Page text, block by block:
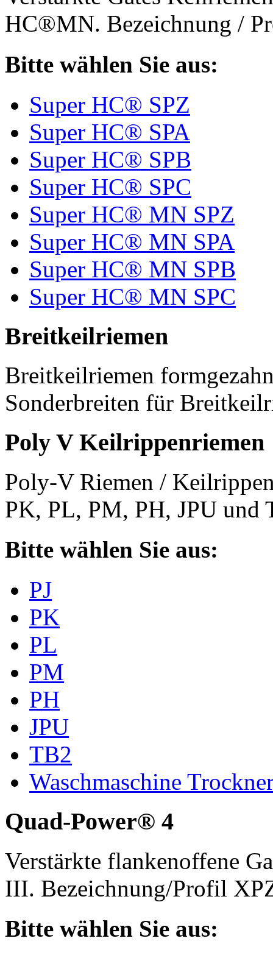
HC®MN. Bezeichnung /
Bitte wählen Sie aus:
Super HC® SPZ
Super HC® SPA
Super HC® SPB
Super HC® SPC
Super HC® MN SPZ
Super HC® MN SPA
Super HC® MN SPB
Super HC® MN SPC
Breitkeilriemen
Breitkeilriemen
Sonderbreiten für
Poly V Keilrippenriemen
Poly-V Riemen /
PK, PL, PM, PH, JPU und
Bitte wählen Sie aus:
PJ
PK
PL
PM
PH
JPU
TB2
Waschmaschine
Quad-Power® 4
Verstärkte flankenoffene
III. Bezeichnung/Profil
Bitte wählen Sie aus: